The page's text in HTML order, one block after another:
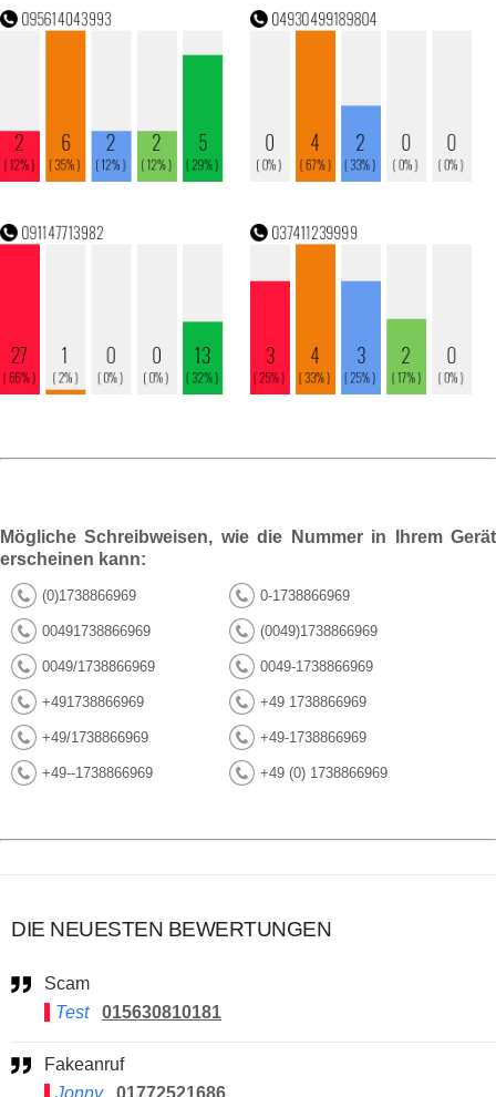
Mögliche Schreibweisen, wie die Nummer in Ihrem Gerät
erscheinen kann:
(0)1738866969 0-1738866969
00491738866969 (0049)1738866969
0049/1738866969 0049-1738866969
+491738866969 +49 1738866969
+49/1738866969 +49-1738866969
+49--1738866969 +49 (0) 1738866969
DIE NEUESTEN BEWERTUNGEN
Scam
Test
015630810181
Fakeanruf
Jonny
01772521686